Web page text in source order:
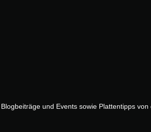
und Events sowie Plattentipps von